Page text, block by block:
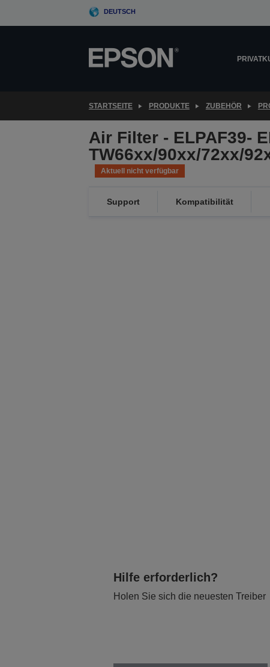
DEUTSCH
STARTSEITE PRODUKTE ZUBEHÖR
Air Filter - ELPAF39-
TW66xx/90xx/72xx/
Aktuell nicht verfügbar
Support Kompatibilität
Hilfe erforderlich?
Holen Sie sich die neuesten Treiber